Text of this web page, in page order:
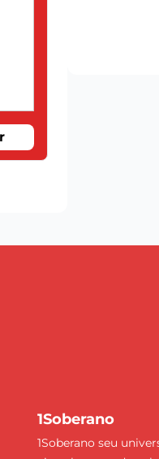
1Soberano
1Soberano seu